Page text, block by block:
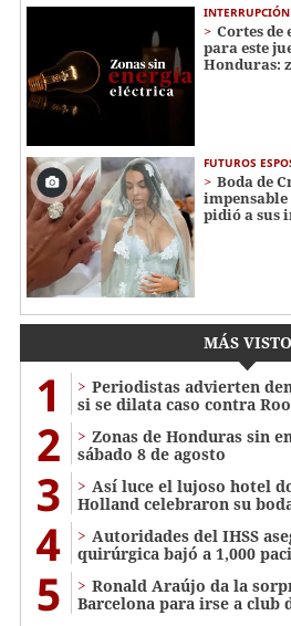
Cortes de
para este
Honduras:
FUTUROS
Boda de
pidió a sus
MÁS VISTO
1
Periodistas advierten
si se dilata caso contra
2
Zonas de Honduras sin
sábado 8 de agosto
3
Así luce el lujoso hotel
Holland celebraron su
4
Autoridades del IHSS
quirúrgica bajó a 1,000
5
Ronald Araújo da la
Barcelona para irse a club